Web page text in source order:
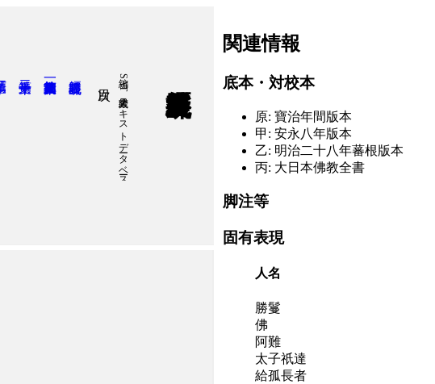
編 SAT大蔵経テキストデータベース研究会
関連情報
底本・対校本
原: 寶治年間版本
甲: 安永八年版本
乙: 明治二十八年蕃根版本
丙: 大日本佛教全書
脚注等
固有表現
人名
勝鬘
佛
阿難
太子祇達
給孤長者